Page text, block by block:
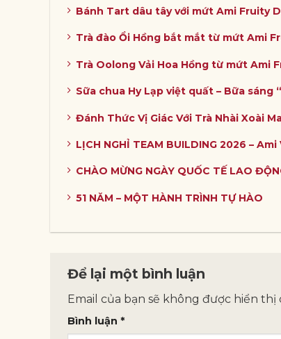
Bánh Tart dâu tây với mứt Ami Fruity
Trà đào Ổi Hồng bắt mắt từ mứt Ami
Trà Oolong Vải Hoa Hồng từ mứt Ami
Sữa chua Hy Lạp việt quất – Bữa sáng
Đánh Thức Vị Giác Với Trà Nhài Xoài
LỊCH NGHỈ TEAM BUILDING 2026 –
CHÀO MỪNG NGÀY QUỐC TẾ LAO
51 NĂM – MỘT HÀNH TRÌNH TỰ HÀO
Để lại một bình luận
Email của bạn sẽ không được hiển thị
Bình luận *